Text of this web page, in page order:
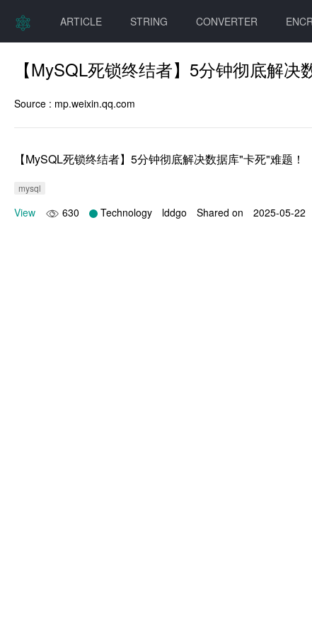
ARTICLE STRING CONVERTER
【MySQL死锁终结者】5分钟彻底解决
Source : mp.weixin.qq.com
【MySQL死锁终结者】5分钟彻底解决数据库"卡死"难题！
mysql
View 630 Technology lddgo Shared on 2025-05-22